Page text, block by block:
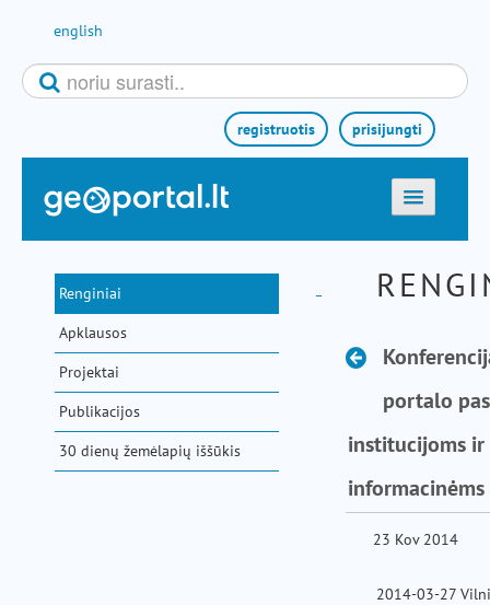
english
prisijungti
registruotis
titulinis
žemėlapiai
el. paslaugos
paieška
metodinė informacija
Renginiai
Apklausos
Projektai
Publikacijos
30 dienų žemėlapių iššūkis
portalo
institucijoms ir
informacinėms
23 Kov 2014
2014-03-27